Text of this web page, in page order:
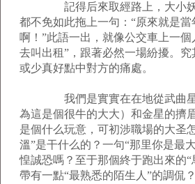
記得后來取經路上，大小妖
都不免如此拖上一句：“原來就是當
啊！”此語一出，就像公交車上一個
去叫出租”，跟著必然一場紛擾。
或少真好點中對方的痛處。
我們是實實在在地從武曲星
為這是個很牛的大大）和金星的擠
是個什么玩意，可初涉職場的大圣
溫”是干什么的？一句“那里你是最
惶誠恐嗎？至于那個終于跑出來的“
帶有一點“最熟悉的陌生人”的調侃